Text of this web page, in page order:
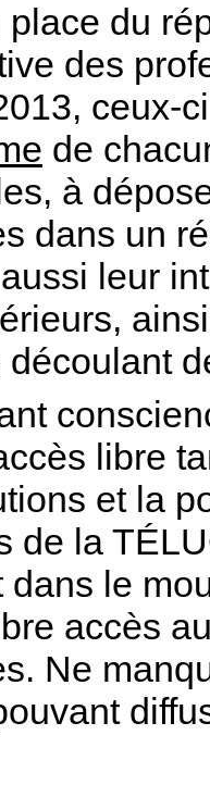
place du
des
ceux-
de
à
dans un
leur
découlant
libre
et la
de la
dans le
accès
Ne